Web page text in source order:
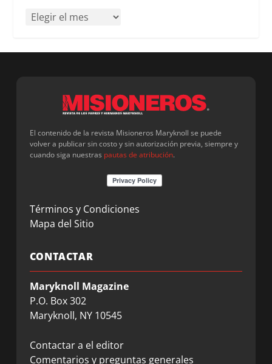
El contenido de la revista Misioneros Maryknoll se puede
volver a publicar sin costo y sin autorización previa, siempre y
cuando siga nuestras pautas de atribución.
Términos y Condiciones
Mapa del Sitio
CONTACTAR
Maryknoll Magazine
P.O. Box 302
Maryknoll, NY 10545
Contactar a el editor
Comentarios y preguntas generales